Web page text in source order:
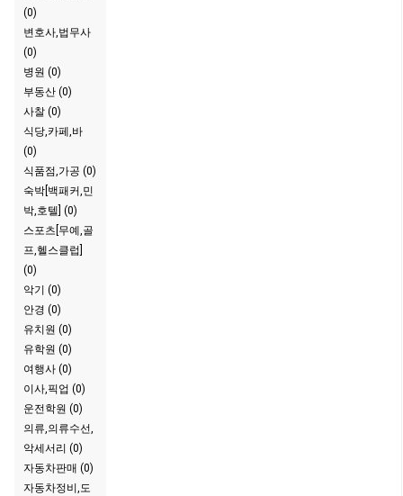
(0)
변호사,법무사
(0)
병원 (0)
부동산 (0)
사찰 (0)
식당,카페,바
(0)
식품점,가공 (0)
숙박[백패커,민
박,호텔] (0)
스포츠[무예,골
프,헬스클럽]
(0)
악기 (0)
안경 (0)
유치원 (0)
유학원 (0)
여행사 (0)
이사,픽업 (0)
운전학원 (0)
의류,의류수선,
악세서리 (0)
자동차판매 (0)
자동차정비,도